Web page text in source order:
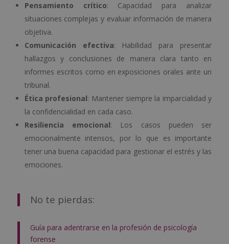
Pensamiento crítico: Capacidad para analizar
situaciones complejas y evaluar información de manera
objetiva.
Comunicación efectiva: Habilidad para presentar
hallazgos y conclusiones de manera clara tanto en
informes escritos como en exposiciones orales ante un
tribunal.
Ética profesional: Mantener siempre la imparcialidad y
la confidencialidad en cada caso.
Resiliencia emocional: Los casos pueden ser
emocionalmente intensos, por lo que es importante
tener una buena capacidad para gestionar el estrés y las
emociones.
No te pierdas:
Guía para adentrarse en la profesión de psicología
forense